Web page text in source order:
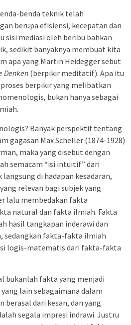
benda teknik telah
berupa efisiensi, kecepatan dan
sisi mediasi oleh beribu bahkan
sedikit banyaknya membuat kita
apa yang Martin Heidegger sebut
Denken (berpikir meditatif). Apa itu
berpikir yang melibatkan
bukan hanya sebagai
Banyak perspektif tentang
gagasan Max Scheller (1874-1928)
maka yang disebut dengan
semacam “isi intuitif” dari
di hadapan kesadaran,
relevan bagi subjek yang
lalu membedakan fakta
natural dan fakta ilmiah. Fakta
hasil tangkapan inderawi dan
sedangkan fakta-fakta ilmiah
logis-matematis dari fakta-fakta
bukanlah fakta yang menjadi
lain sebagaimana dalam
berasal dari kesan, dan yang
segala impresi indrawi. Justru